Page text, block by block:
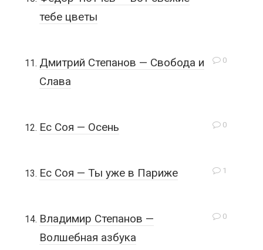
тебе цветы
0
Дмитрий Степанов — Свобода и
Слава
0
Ес Соя — Осень
1
Ес Соя — Ты уже в Париже
0
Владимир Степанов —
Волшебная азбука